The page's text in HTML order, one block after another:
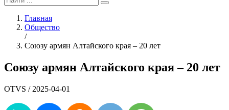
Главная
Общество
/
Союзу армян Алтайского края – 20 лет
Союзу армян Алтайского края – 20 лет
OTVS / 2025-04-01